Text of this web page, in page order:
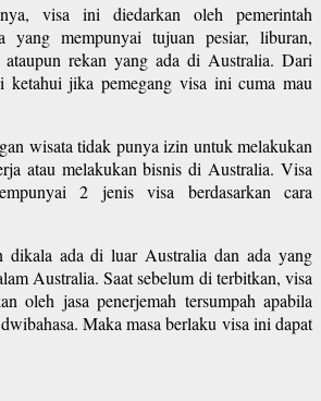
visa ini diedarkan oleh pemerintah
yang mempunyai tujuan pesiar, liburan,
ataupun rekan yang ada di Australia. Dari
ketahui jika pemegang visa ini cuma mau
wisata tidak punya izin untuk melakukan
atau melakukan bisnis di Australia. Visa
2 jenis visa berdasarkan cara
ada di luar Australia dan ada yang
Australia. Saat sebelum di terbitkan, visa
oleh jasa penerjemah tersumpah apabila
Maka masa berlaku visa ini dapat